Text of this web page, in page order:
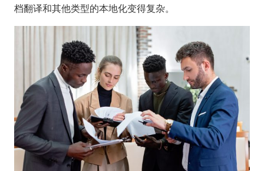
档翻译和其他类型的本地化变得复杂。